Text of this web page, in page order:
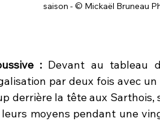
saison - © Mickaël Bruneau
: Devant au tableau
par deux fois avec
derrière la tête aux
moyens pendant une